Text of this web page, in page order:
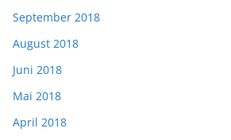
September 2018
August 2018
Juni 2018
Mai 2018
April 2018